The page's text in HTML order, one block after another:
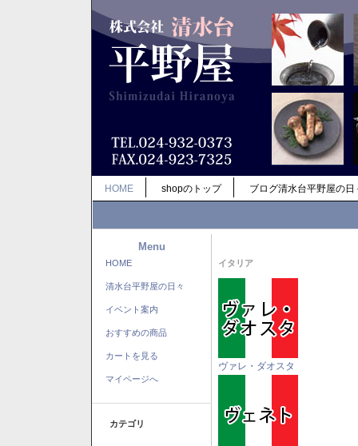
HOME shopのトップ ブログ清水台平野屋の日
Menu
HOME
清水台平野屋の日々
イベント案内
おすすめの商品
カートを見る
マイページへ
カテゴリ
イタリア
ヴァレ・ダオスタ